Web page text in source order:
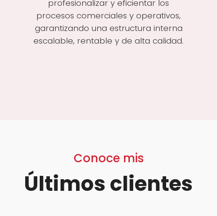
profesionalizar y eficientar los
procesos comerciales y operativos,
garantizando una estructura interna
escalable, rentable y de alta calidad.
Conoce mis
Últimos clientes